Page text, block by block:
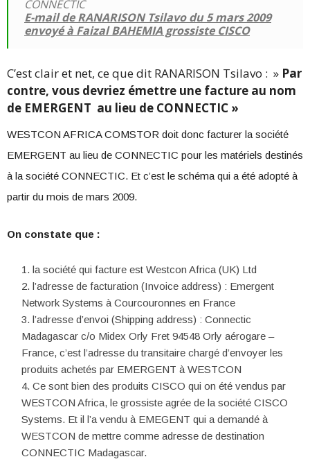
CONNECTIC
E-mail de RANARISON Tsilavo du 5 mars 2009
envoyé à Faizal BAHEMIA grossiste CISCO
C’est clair et net, ce que dit RANARISON Tsilavo : » Par
contre, vous devriez émettre une facture au nom
de EMERGENT au lieu de CONNECTIC »
WESTCON AFRICA COMSTOR doit donc facturer la société
EMERGENT au lieu de CONNECTIC pour les matériels destinés
à la société CONNECTIC. Et c’est le schéma qui a été adopté à
partir du mois de mars 2009.
On constate que :
la société qui facture est Westcon Africa (UK) Ltd
l’adresse de facturation (Invoice address) : Emergent
Network Systems à Courcouronnes en France
l’adresse d’envoi (Shipping address) : Connectic
Madagascar c/o Midex Orly Fret 94548 Orly aérogare –
France, c’est l’adresse du transitaire chargé d’envoyer les
produits achetés par EMERGENT à WESTCON
Ce sont bien des produits CISCO qui on été vendus par
WESTCON Africa, le grossiste agrée de la société CISCO
Systems. Et il l’a vendu à EMEGENT qui a demandé à
WESTCON de mettre comme adresse de destination
CONNECTIC Madagascar.